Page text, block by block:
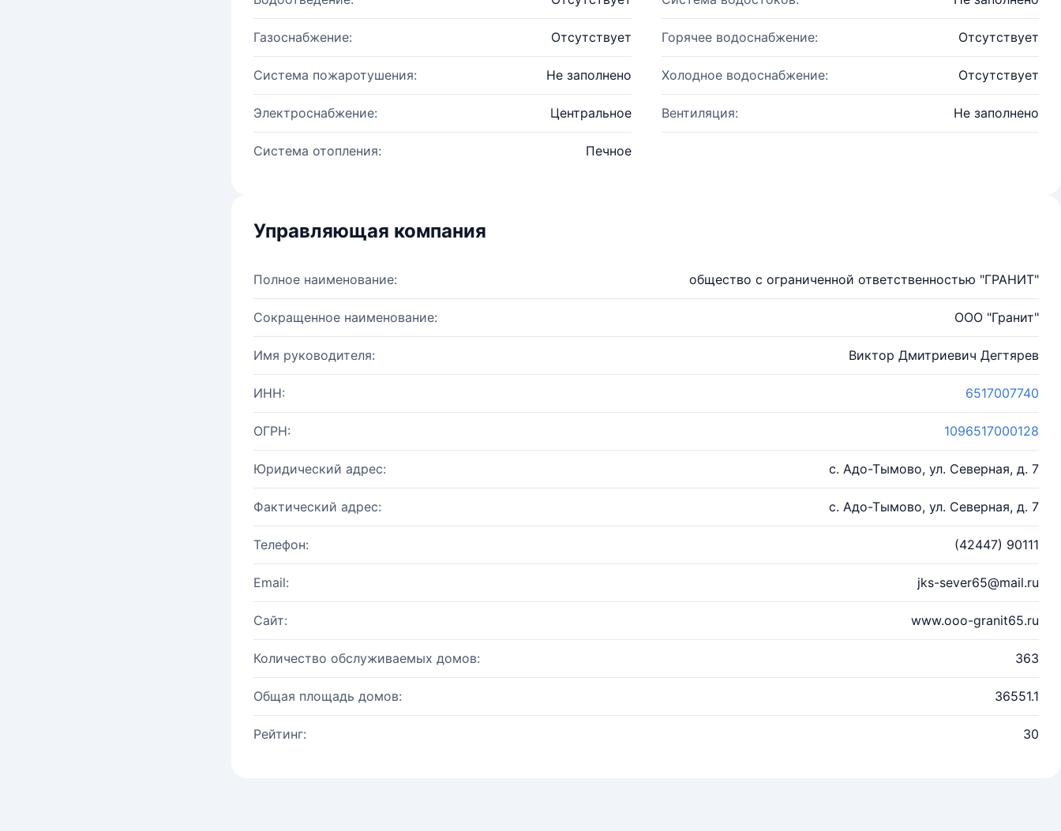
Газоснабжение: Отсутствует Горячее водоснабжение: Отсутствует
Система пожаротушения: Не заполнено Холодное водоснабжение: Отсутствует
Электроснабжение: Центральное Вентиляция: Не заполнено
Система отопления: Печное
Управляющая компания
Полное наименование: общество с ограниченной ответственностью "ГРАНИТ"
Сокращенное наименование: ООО "Гранит"
Имя руководителя: Виктор Дмитриевич Дегтярев
ИНН: 6517007740
ОГРН: 1096517000128
Юридический адрес: с. Адо-Тымово, ул. Северная, д. 7
Фактический адрес: с. Адо-Тымово, ул. Северная, д. 7
Телефон: (42447) 90111
Email: jks-sever65@mail.ru
Сайт: www.ooo-granit65.ru
Количество обслуживаемых домов: 363
Общая площадь домов: 36551.1
Рейтинг: 30